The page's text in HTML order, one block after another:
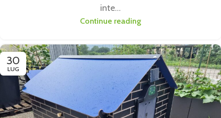
inte...
Continue reading
30
LUG